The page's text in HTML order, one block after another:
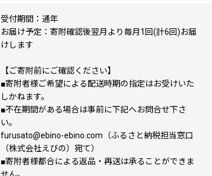
受付期間：通年
お届け予定：寄附確認後翌月より毎月1回(計6回)お届
けします
【ご寄附前にご確認ください】
■寄附者様ご希望による配送時期の指定はお受けいた
しかねます。
■不在期間がある場合は事前に下記へお問合せ下さ
い。
furusato@ebino-ebino.com（ふるさと納税担当窓口
（株式会社えびの）宛て）
■寄附者様都合による返品・再送は承ることができま